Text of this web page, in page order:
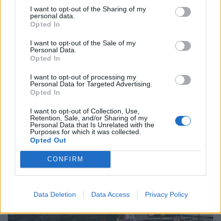
I want to opt-out of the Sharing of my
personal data.
Opted In
I want to opt-out of the Sale of my
Personal Data.
Opted In
I want to opt-out of processing my
Personal Data for Targeted Advertising.
Opted In
I want to opt-out of Collection, Use,
Retention, Sale, and/or Sharing of my
Personal Data that Is Unrelated with the
Purposes for which it was collected.
Opted Out
CONFIRM
Data Deletion Data Access Privacy Policy
Άνοιξε η πλατφόρμα για το πρόγραμμα
«Τουρισμός για Όλους» - Ποια ΑΦΜ
υποβάλλουν σήμερα αιτήσεις
05/08/2026 12:40